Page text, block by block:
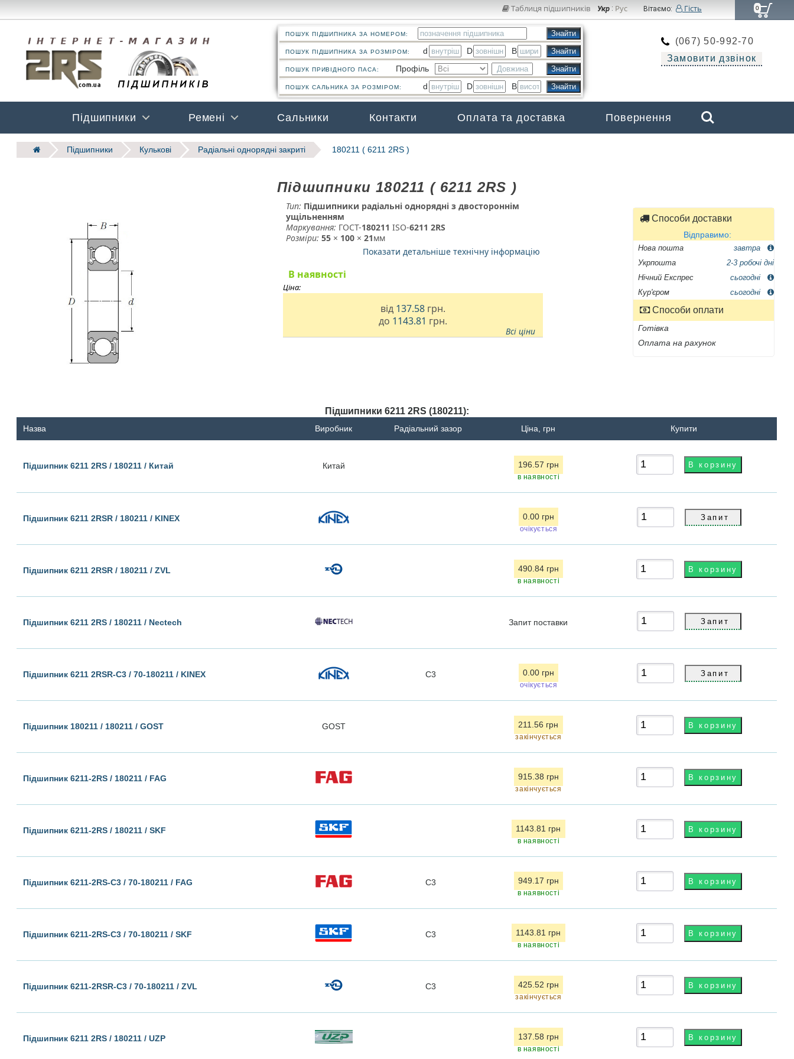
Таблиця підшипників Укр: Рус Вітаємо: Гість
(067) 50-992-70
Замовити дзвінок
ПОШУК ПІДШИПНИКА ЗА НОМЕРОМ:
ПОШУК ПІДШИПНИКА ЗА РОЗМІРОМ: d D B
ПОШУК ПРИВІДНОГО ПАСА: Профіль
ПОШУК САЛЬНИКА ЗА РОЗМІРОМ: d D B
Підшипники Ремені Сальники Контакти Оплата та доставка Повернення
Search
0
Підшипники Кулькові Радіальні однорядні закриті 180211 ( 6211 2RS )
Підшипники 180211 ( 6211 2RS )
Тип: Підшипники радіальні однорядні з двостороннім
ущільненням
Маркування: ГОСТ-180211 ­ ISO-6211 2RS
Розміри: 55× 100× 21мм
Показати детальніше технічну інформацію
В наявності
Ціна:
від 137.58 грн.
до 1143.81 грн.
Всі ціни
Способи доставки
Відправимо:
Нова пошта
завтра
Укрпошта
2-3 робочі дні
Нічний Експрес
сьогодні
Кур'єром
сьогодні
Способи оплати
Готівка
Оплата на рахунок
Підшипники 6211 2RS (180211):
Назва Виробник Радіальний зазор Ціна, грн Купити
Підшипник 6211 2RS / 180211 / Китай Китай 196.57 грн
в наявності
Підшипник 6211 2RSR / 180211 / KINEX 0.00 грн
очікується
Підшипник 6211 2RSR / 180211 / ZVL 490.84 грн
в наявності
Підшипник 6211 2RS / 180211 / Nectech Запит поставки
Підшипник 6211 2RSR-C3 / 70-180211 / KINEX C3 0.00 грн
очікується
Підшипник 180211 / 180211 / GOST GOST 211.56 грн
закінчується
Підшипник 6211-2RS / 180211 / FAG 915.38 грн
закінчується
Підшипник 6211-2RS / 180211 / SKF 1143.81 грн
в наявності
Підшипник 6211-2RS-C3 / 70-180211 / FAG C3 949.17 грн
в наявності
Підшипник 6211-2RS-C3 / 70-180211 / SKF C3 1143.81 грн
в наявності
Підшипник 6211-2RSR-C3 / 70-180211 / ZVL C3 425.52 грн
закінчується
Підшипник 6211 2RS / 180211 / UZP 137.58 грн
в наявності